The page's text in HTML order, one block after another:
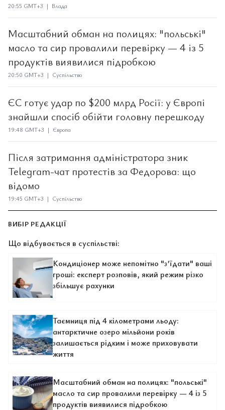
20:55 GMT+3 | Влада
Масштабний обман на полицях: "польські"
масло та сир провалили перевірку — 4 із 5
продуктів виявилися підробкою
20:50 GMT+3 | Суспільство
ЄС готує удар по $200 млрд Росії: у Європі
знайшли спосіб обійти головну перешкоду
19:48 GMT+3 | Європа
Після затримання адміністратора зник
Telegram-чат протестів за Федорова: що
відомо
19:45 GMT+3 | Суспільство
ВИБІР РЕДАКЦІЇ
Що відбувається в суспільстві:
Кондиціонер може непомітно "з’їдати" ваші
гроші: експерт розповів, який режим різко
збільшує рахунки
Таємниця під 4 кілометрами льоду:
антарктичне озеро мільйони років
залишається рідким і може приховувати
життя
Масштабний обман на полицях: "польські"
масло та сир провалили перевірку — 4 із 5
продуктів виявилися підробкою